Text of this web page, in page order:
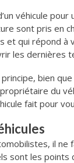
véhicule
sont pris en
et qui
les dernières
bien
du
fait pour
il ne
sont les